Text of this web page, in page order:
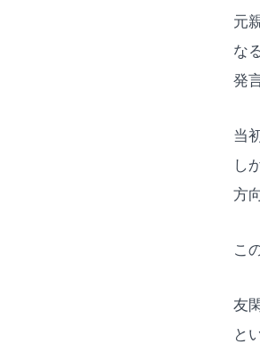
元
な
発
当
し
方
こ
友
と